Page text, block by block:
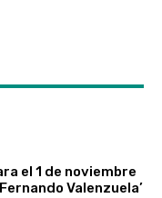
el 1 de noviembre
Valenzuela’